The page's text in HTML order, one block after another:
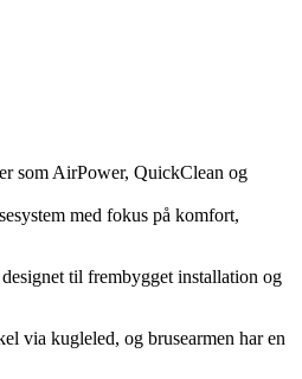
som AirPower, QuickClean og
med fokus på komfort,
til frembygget installation og
via kugleled, og brusearmen har en